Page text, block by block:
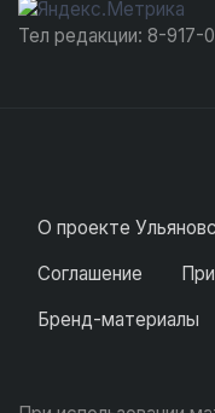
Тел редакции: 8-917-
О проекте
Соглашение
Бренд-материалы